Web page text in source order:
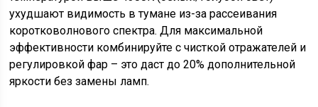
ухудшают видимость в тумане из-за рассеивания
коротковолнового спектра. Для максимальной
эффективности комбинируйте с чисткой отражателей и
регулировкой фар – это даст до 20% дополнительной
яркости без замены ламп.